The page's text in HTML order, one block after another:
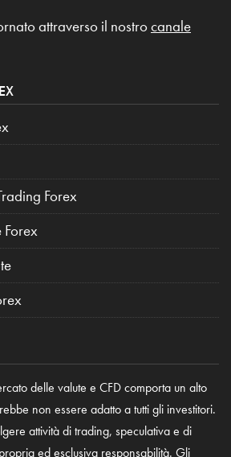
attraverso il nostro canale
Forex
Forex
delle valute e CFD comporta un alto
non essere adatto a tutti gli investitori.
attività di trading, speculativa e di
ed esclusiva responsabilità. Gli